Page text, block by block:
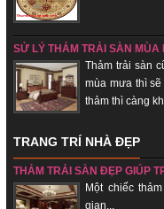
SỬ LÝ THẢM TRẢI SÀN MÙA
Thảm trải sàn
mùa mưa thì
thảm thì càng
TRANG TRÍ NHÀ ĐẸP
THẢM TRẢI SÀN ĐẸP GIÚP
Một chiếc
gian...